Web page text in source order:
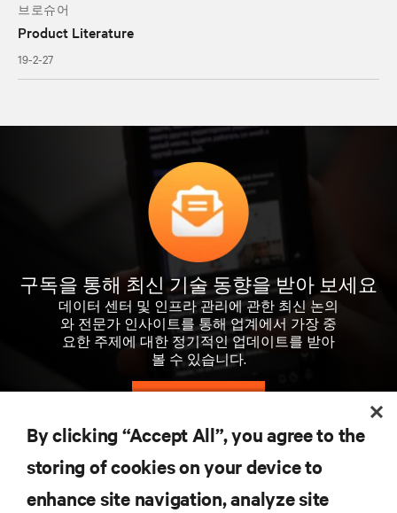
브로슈어
Product Literature
19-2-27
구독을 통해 최신 기술 동향을 받아 보세요
데이터 센터 및 인프라 관리에 관한 최신 논의
와 전문가 인사이트를 통해 업계에서 가장 중
요한 주제에 대한 정기적인 업데이트를 받아
볼 수 있습니다.
자료
By clicking “Accept All”, you agree to the
storing of cookies on your device to
enhance site navigation, analyze site